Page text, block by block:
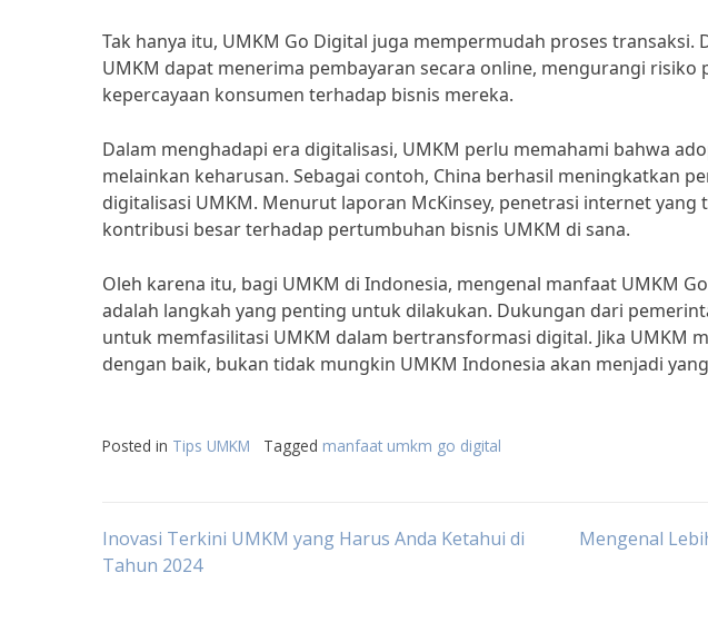
Tak hanya itu, UMKM Go Digital juga mempermudah proses
UMKM dapat menerima pembayaran secara online, mengurangi risiko
kepercayaan konsumen terhadap bisnis mereka.
Dalam menghadapi era digitalisasi, UMKM perlu memahami bahwa
melainkan keharusan. Sebagai contoh, China berhasil meningkatkan
digitalisasi UMKM. Menurut laporan McKinsey, penetrasi internet
kontribusi besar terhadap pertumbuhan bisnis UMKM di sana.
Oleh karena itu, bagi UMKM di Indonesia, mengenal manfaat UMKM
adalah langkah yang penting untuk dilakukan. Dukungan dari
untuk memfasilitasi UMKM dalam bertransformasi digital. Jika UMKM
dengan baik, bukan tidak mungkin UMKM Indonesia akan menjadi
Posted in Tips UMKM Tagged manfaat umkm go digital
Post
Inovasi Terkini UMKM yang Harus Anda Ketahui di
Tahun 2024
Mengenal